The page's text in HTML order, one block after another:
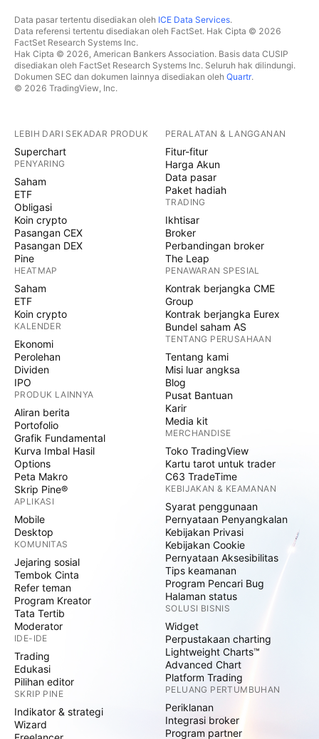
Data pasar tertentu disediakan oleh ICE Data Services.
Data referensi tertentu disediakan oleh FactSet. Hak Cipta © 2026
FactSet Research Systems Inc.
Hak Cipta © 2026, American Bankers Association. Basis data CUSIP
disediakan oleh FactSet Research Systems Inc. Seluruh hak dilindungi.
Dokumen SEC dan dokumen lainnya disediakan oleh Quartr.
© 2026 TradingView, Inc.
LEBIH DARI SEKADAR PRODUK
Superchart
PENYARING
Saham
ETF
Obligasi
Koin crypto
Pasangan CEX
Pasangan DEX
Pine
HEATMAP
Saham
ETF
Koin crypto
KALENDER
Ekonomi
Perolehan
Dividen
IPO
PRODUK LAINNYA
Aliran berita
Portofolio
Grafik Fundamental
Kurva Imbal Hasil
Options
Peta Makro
Skrip Pine®
APLIKASI
Mobile
Desktop
KOMUNITAS
Jejaring sosial
Tembok Cinta
Refer teman
Program Kreator
Tata Tertib
Moderator
IDE-IDE
Trading
Edukasi
Pilihan editor
SKRIP PINE
Indikator & strategi
Wizard
PERALATAN & LANGGANAN
Fitur-fitur
Harga Akun
Data pasar
Paket hadiah
TRADING
Ikhtisar
Broker
Perbandingan broker
The Leap
PENAWARAN SPESIAL
Kontrak berjangka CME
Group
Kontrak berjangka Eurex
Bundel saham AS
TENTANG PERUSAHAAN
Tentang kami
Misi luar angksa
Blog
Pusat Bantuan
Karir
Media kit
MERCHANDISE
Toko TradingView
Kartu tarot untuk trader
C63 TradeTime
KEBIJAKAN & KEAMANAN
Syarat penggunaan
Pernyataan Penyangkalan
Kebijakan Privasi
Kebijakan Cookie
Pernyataan Aksesibilitas
Tips keamanan
Program Pencari Bug
Halaman status
SOLUSI BISNIS
Widget
Perpustakaan charting
Lightweight Charts™
Advanced Chart
Platform Trading
PELUANG PERTUMBUHAN
Periklanan
Integrasi broker
Program partner